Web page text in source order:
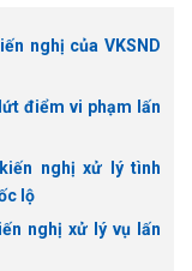
nghị của VKSND
điểm vi phạm lấn
nghị xử lý tình
lộ
nghị xử lý vụ lấn